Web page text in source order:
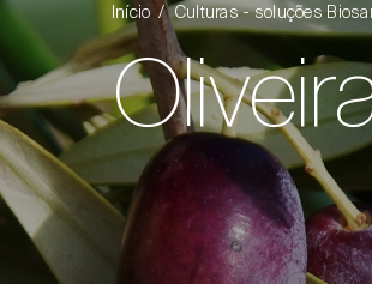
Início Culturas - soluções